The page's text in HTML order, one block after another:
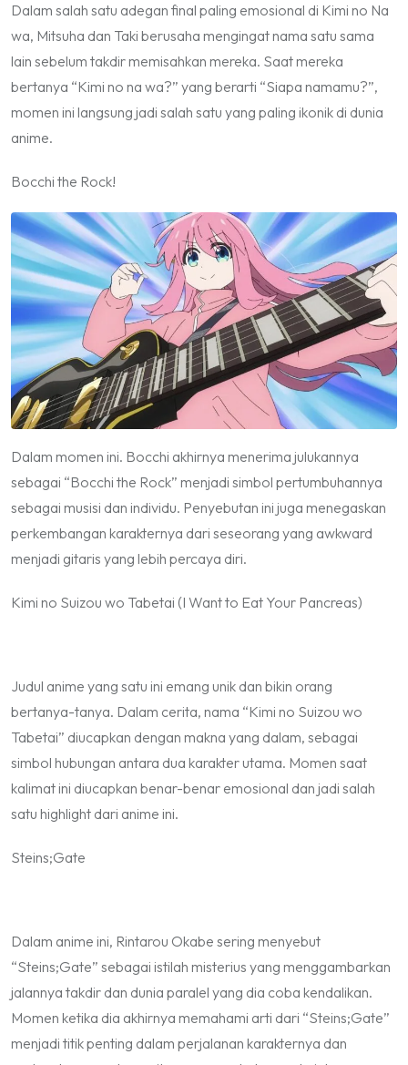
Dalam salah satu adegan final paling emosional di Kimi no Na
wa, Mitsuha dan Taki berusaha mengingat nama satu sama
lain sebelum takdir memisahkan mereka. Saat mereka
bertanya “Kimi no na wa?” yang berarti “Siapa namamu?”,
momen ini langsung jadi salah satu yang paling ikonik di dunia
anime.
Bocchi the Rock!
Dalam momen ini. Bocchi akhirnya menerima julukannya
sebagai “Bocchi the Rock” menjadi simbol pertumbuhannya
sebagai musisi dan individu. Penyebutan ini juga menegaskan
perkembangan karakternya dari seseorang yang awkward
menjadi gitaris yang lebih percaya diri.
Kimi no Suizou wo Tabetai (I Want to Eat Your Pancreas)
Judul anime yang satu ini emang unik dan bikin orang
bertanya-tanya. Dalam cerita, nama “Kimi no Suizou wo
Tabetai” diucapkan dengan makna yang dalam, sebagai
simbol hubungan antara dua karakter utama. Momen saat
kalimat ini diucapkan benar-benar emosional dan jadi salah
satu highlight dari anime ini.
Steins;Gate
Dalam anime ini, Rintarou Okabe sering menyebut
“Steins;Gate” sebagai istilah misterius yang menggambarkan
jalannya takdir dan dunia paralel yang dia coba kendalikan.
Momen ketika dia akhirnya memahami arti dari “Steins;Gate”
menjadi titik penting dalam perjalanan karakternya dan